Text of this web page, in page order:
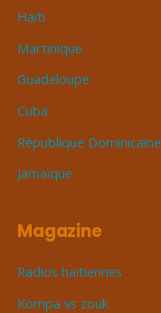
Haïti
Martinique
Guadeloupe
Cuba
République Dominicaine
Jamaïque
Magazine
Radios haïtiennes
Kompa vs zouk